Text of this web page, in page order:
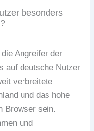
besonders
Angreifer der
auf deutsche Nutzer
verbreitete
und das hohe
Browser sein.
und